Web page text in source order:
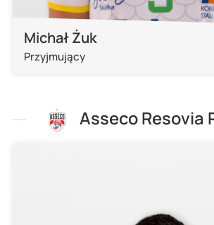
Michał Żuk
Przyjmujący
Asseco Resovia